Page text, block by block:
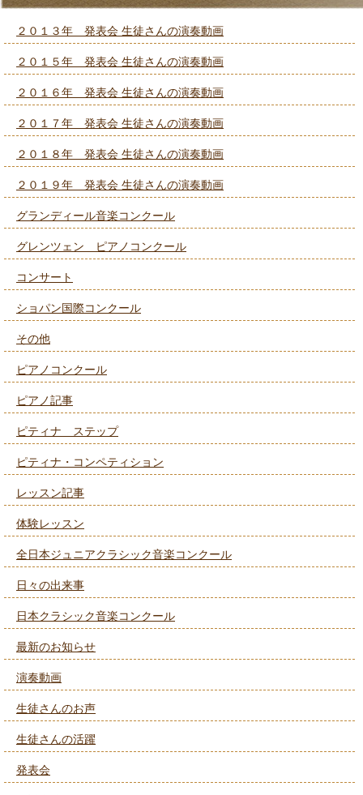
２０１３年 発表会 生徒さんの演奏動画
２０１５年 発表会 生徒さんの演奏動画
２０１６年 発表会 生徒さんの演奏動画
２０１７年 発表会 生徒さんの演奏動画
２０１８年 発表会 生徒さんの演奏動画
２０１９年 発表会 生徒さんの演奏動画
グランディール音楽コンクール
グレンツェン ピアノコンクール
コンサート
ショパン国際コンクール
その他
ピアノコンクール
ピアノ記事
ピティナ ステップ
ピティナ・コンペティション
レッスン記事
体験レッスン
全日本ジュニアクラシック音楽コンクール
日々の出来事
日本クラシック音楽コンクール
最新のお知らせ
演奏動画
生徒さんのお声
生徒さんの活躍
発表会